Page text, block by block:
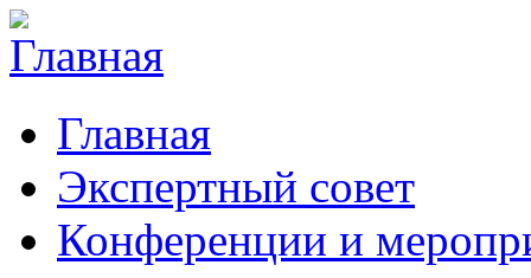
Главная
Экспертный совет
Конференции и